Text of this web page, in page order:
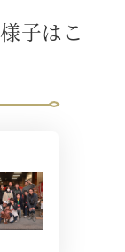
子はこ